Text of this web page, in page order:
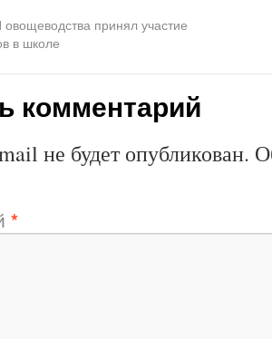
принял участие
в школе
комментарий
не будет опубликован.
*